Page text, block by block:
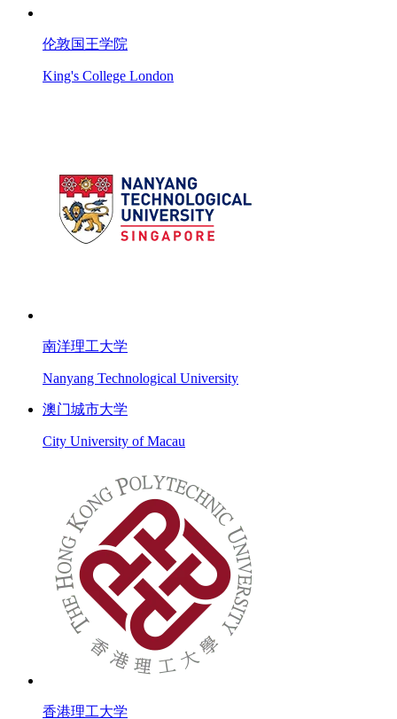
伦敦国王学院
King's College London
南洋理工大学
Nanyang Technological University
澳门城市大学
City University of Macau
香港理工大学